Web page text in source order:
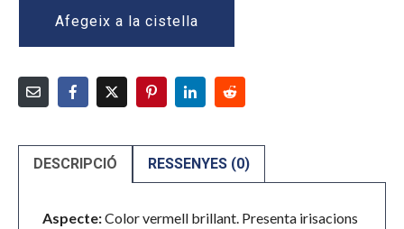
Afegeix a la cistella
DESCRIPCIÓ RESSENYES (0)
Aspecte:Color vermell brillant. Presenta irisacions